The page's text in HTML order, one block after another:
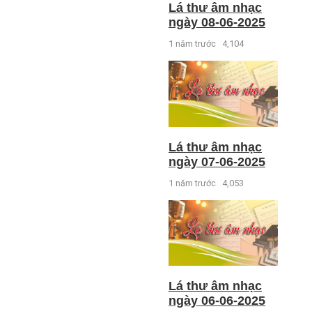
Lá thư âm nhạc
ngày 08-06-2025
1 năm trước 4,104
Lá thư âm nhạc
ngày 07-06-2025
1 năm trước 4,053
Lá thư âm nhạc
ngày 06-06-2025